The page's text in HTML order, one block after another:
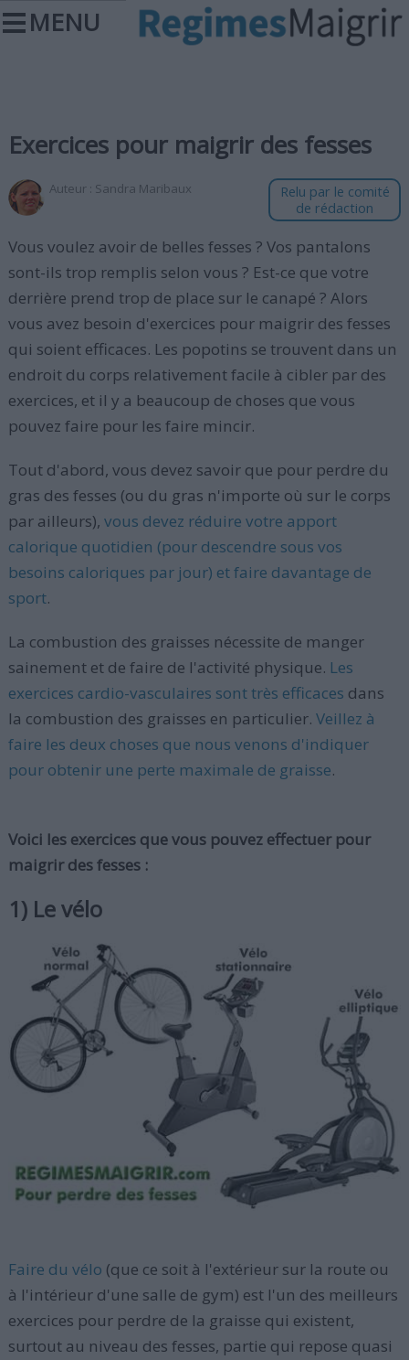
MENU
Exercices pour maigrir des fesses
Auteur : Sandra Maribaux
Relu par le comité
de rédaction
Vous voulez avoir de belles fesses ? Vos pantalons
sont-ils trop remplis selon vous ? Est-ce que votre
derrière prend trop de place sur le canapé ? Alors
vous avez besoin d'exercices pour maigrir des fesses
qui soient efficaces. Les popotins se trouvent dans un
endroit du corps relativement facile à cibler par des
exercices, et il y a beaucoup de choses que vous
pouvez faire pour les faire mincir.
Tout d'abord, vous devez savoir que pour perdre du
gras des fesses (ou du gras n'importe où sur le corps
par ailleurs), vous devez réduire votre apport
calorique quotidien (pour descendre sous vos
besoins caloriques par jour) et faire davantage de
sport.
La combustion des graisses nécessite de manger
sainement et de faire de l'activité physique. Les
exercices cardio-vasculaires sont très efficaces dans
la combustion des graisses en particulier. Veillez à
faire les deux choses que nous venons d'indiquer
pour obtenir une perte maximale de graisse.
Voici les exercices que vous pouvez effectuer pour
maigrir des fesses :
1) Le vélo
Faire du vélo (que ce soit à l'extérieur sur la route ou
à l'intérieur d'une salle de gym) est l'un des meilleurs
exercices pour perdre de la graisse qui existent,
surtout au niveau des fesses, partie qui repose quasi